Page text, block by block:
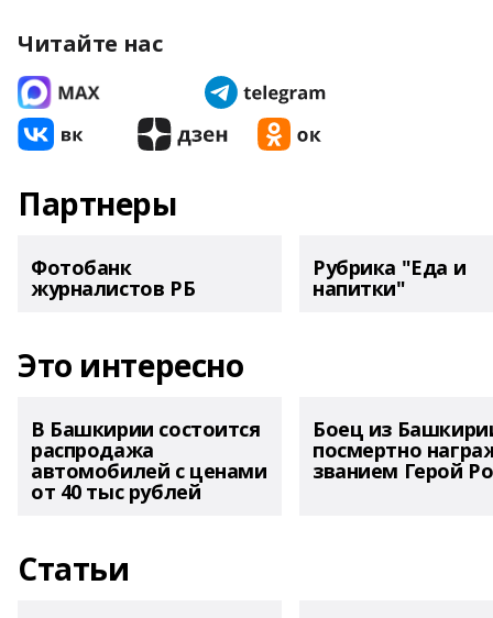
Читайте нас
Партнеры
Фотобанк
журналистов РБ
Рубрика "Еда и
напитки"
Это интересно
В Башкирии состоится
распродажа
автомобилей с ценами
от 40 тыс рублей
Боец из
посмертно
званием Герой
Статьи